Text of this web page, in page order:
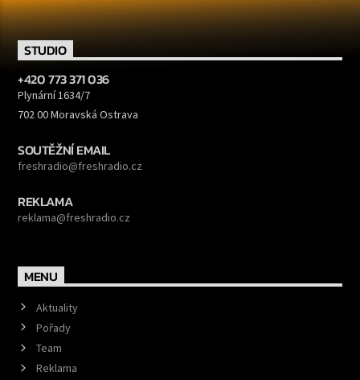
STUDIO
+420 773 371 036
Plynární 1634/7
702 00 Moravská Ostrava
SOUTĚŽNÍ EMAIL
freshradio@freshradio.cz
REKLAMA
reklama@freshradio.cz
MENU
Aktuality
Pořady
Team
Reklama